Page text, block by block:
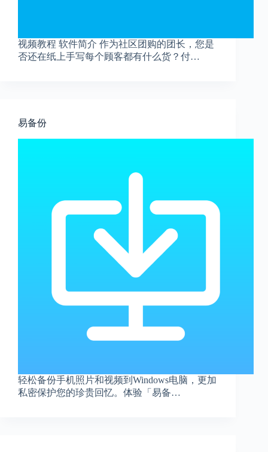
视频教程 软件简介 作为社区团购的团长，您是
否还在纸上手写每个顾客都有什么货？付…
易备份
轻松备份手机照片和视频到Windows电脑，更加
私密保护您的珍贵回忆。体验「易备…